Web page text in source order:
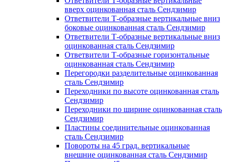
вверх оцинкованная сталь Сендзимир
Ответвители Т-образные вертикальные вниз
боковые оцинкованная сталь Сендзимир
Ответвители Т-образные вертикальные вниз
оцинкованная сталь Сендзимир
Ответвители Т-образные горизонтальные
оцинкованная сталь Сендзимир
Перегородки разделительные оцинкованная
сталь Сендзимир
Переходники по высоте оцинкованная сталь
Сендзимир
Переходники по ширине оцинкованная сталь
Сендзимир
Пластины соединительные оцинкованная
сталь Сендзимир
Повороты на 45 град. вертикальные
внешние оцинкованная сталь Сендзимир